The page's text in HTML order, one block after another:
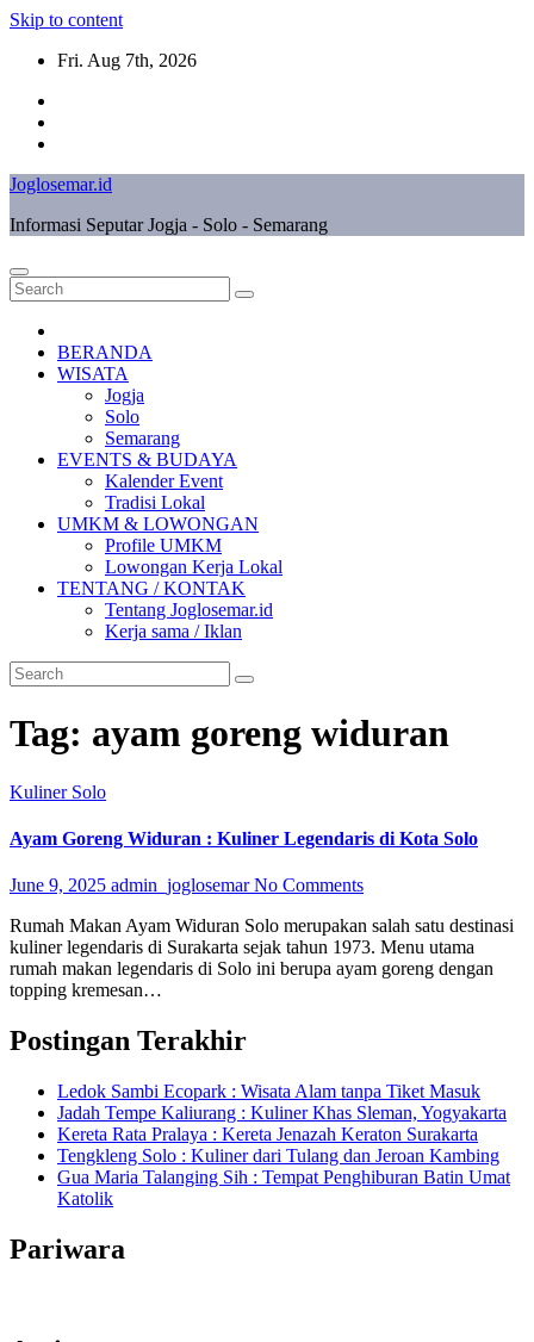
Skip to content
Fri. Aug 7th, 2026
Joglosemar.id
Informasi Seputar Jogja - Solo - Semarang
BERANDA
WISATA
Jogja
Solo
Semarang
EVENTS & BUDAYA
Kalender Event
Tradisi Lokal
UMKM & LOWONGAN
Profile UMKM
Lowongan Kerja Lokal
TENTANG / KONTAK
Tentang Joglosemar.id
Kerja sama / Iklan
Tag: ayam goreng widuran
Kuliner Solo
Ayam Goreng Widuran : Kuliner Legendaris di Kota Solo
June 9, 2025 admin_joglosemarNo Comments
Rumah Makan Ayam Widuran Solo merupakan salah satu destinasi
kuliner legendaris di Surakarta sejak tahun 1973. Menu utama
rumah makan legendaris di Solo ini berupa ayam goreng dengan
topping kremesan…
Postingan Terakhir
Ledok Sambi Ecopark : Wisata Alam tanpa Tiket Masuk
Jadah Tempe Kaliurang : Kuliner Khas Sleman, Yogyakarta
Kereta Rata Pralaya : Kereta Jenazah Keraton Surakarta
Tengkleng Solo : Kuliner dari Tulang dan Jeroan Kambing
Gua Maria Talanging Sih : Tempat Penghiburan Batin Umat
Katolik
Pariwara